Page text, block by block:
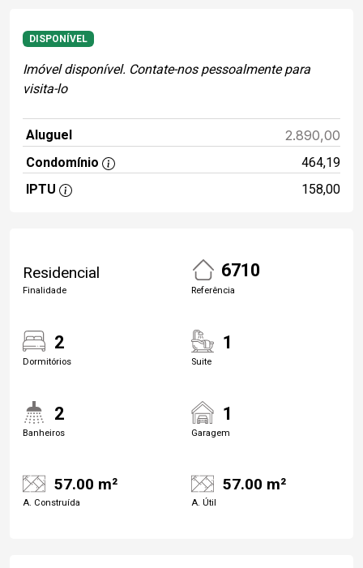
DISPONÍVEL
Imóvel disponível. Contate-nos pessoalmente para
visita-lo
Aluguel 2.890,00
Condomínio
464,19
IPTU
158,00
Residencial
Finalidade
6710
Referência
2
Dormitórios
1
Suite
2
Banheiros
1
Garagem
57.00 m²
A. Construída
57.00 m²
A. Útil